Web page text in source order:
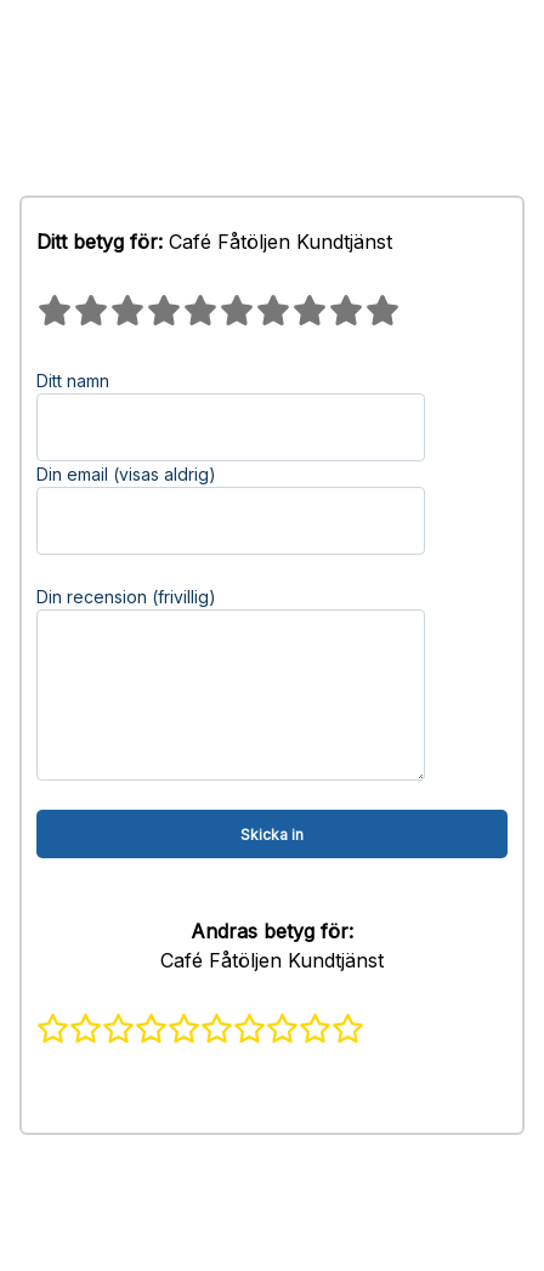
Ditt betyg för: Café Fåtöljen Kundtjänst
Ditt namn
Din email (visas aldrig)
Din recension (frivillig)
Andras betyg för:
Café Fåtöljen Kundtjänst